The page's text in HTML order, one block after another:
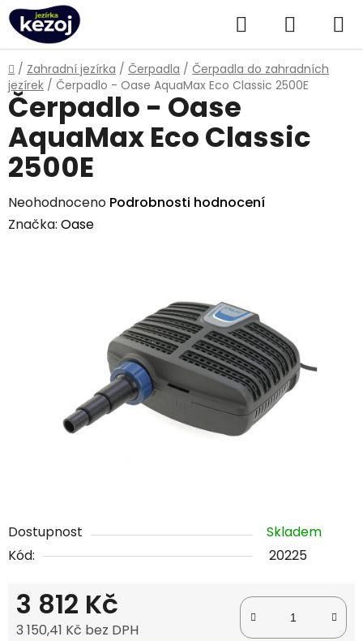
Přejít
na
obsah
Hledat
KOŠÍK
Domů
/ Zahradní jezírka / Čerpadla / Čerpadla do zahradních
jezírek / Čerpadlo - Oase AquaMax Eco Classic 2500E
Dostupnost
Skladem
Kód:
20225
3 812 Kč
3 150,41 Kč bez DPH
Čerpadlo - Oase
AquaMax Eco Classic
2500E
Průměrné
hodnocení
Neohodnoceno Podrobnosti hodnocení
Značka: Oase